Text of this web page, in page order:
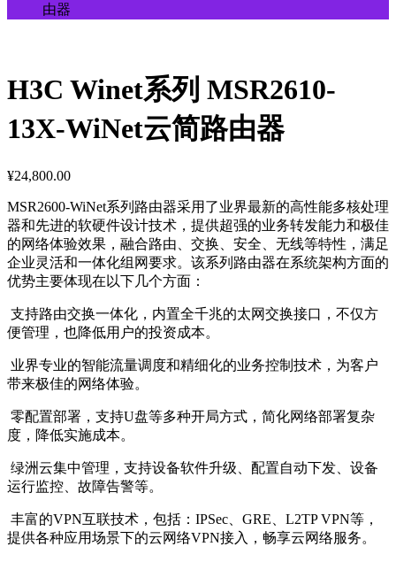
由器
H3C Winet系列 MSR2610-
13X-WiNet云简路由器
¥24,800.00
MSR2600-WiNet系列路由器采用了业界最新的高性能多核处理
器和先进的软硬件设计技术，提供超强的业务转发能力和极佳
的网络体验效果，融合路由、交换、安全、无线等特性，满足
企业灵活和一体化组网要求。该系列路由器在系统架构方面的
优势主要体现在以下几个方面：
支持路由交换一体化，内置全千兆的太网交换接口，不仅方
便管理，也降低用户的投资成本。
业界专业的智能流量调度和精细化的业务控制技术，为客户
带来极佳的网络体验。
零配置部署，支持U盘等多种开局方式，简化网络部署复杂
度，降低实施成本。
绿洲云集中管理，支持设备软件升级、配置自动下发、设备
运行监控、故障告警等。
丰富的VPN互联技术，包括：IPSec、GRE、L2TP VPN等，
提供各种应用场景下的云网络VPN接入，畅享云网络服务。